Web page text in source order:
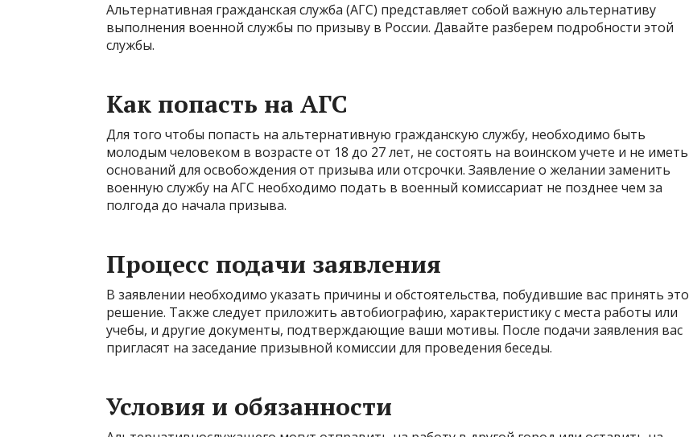
Альтернативная гражданская служба (АГС) представляет собой важную альтернативу
выполнения военной службы по призыву в России. Давайте разберем подробности этой
службы.
Как попасть на АГС
Для того чтобы попасть на альтернативную гражданскую службу, необходимо быть
молодым человеком в возрасте от 18 до 27 лет, не состоять на воинском учете и не иметь
оснований для освобождения от призыва или отсрочки. Заявление о желании заменить
военную службу на АГС необходимо подать в военный комиссариат не позднее чем за
полгода до начала призыва.
Процесс подачи заявления
В заявлении необходимо указать причины и обстоятельства, побудившие вас принять это
решение. Также следует приложить автобиографию, характеристику с места работы или
учебы, и другие документы, подтверждающие ваши мотивы. После подачи заявления вас
пригласят на заседание призывной комиссии для проведения беседы.
Условия и обязанности